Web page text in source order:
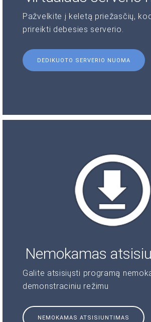
Pažvelkite į keletą priežasčių,
prireikti debesies serverio.
DEDIKUOTO SERVERIO NUOMA
Nemokamas
Galite atsisiųsti programą
demonstraciniu režimu
NEMOKAMAS ATSISIUNTIMAS